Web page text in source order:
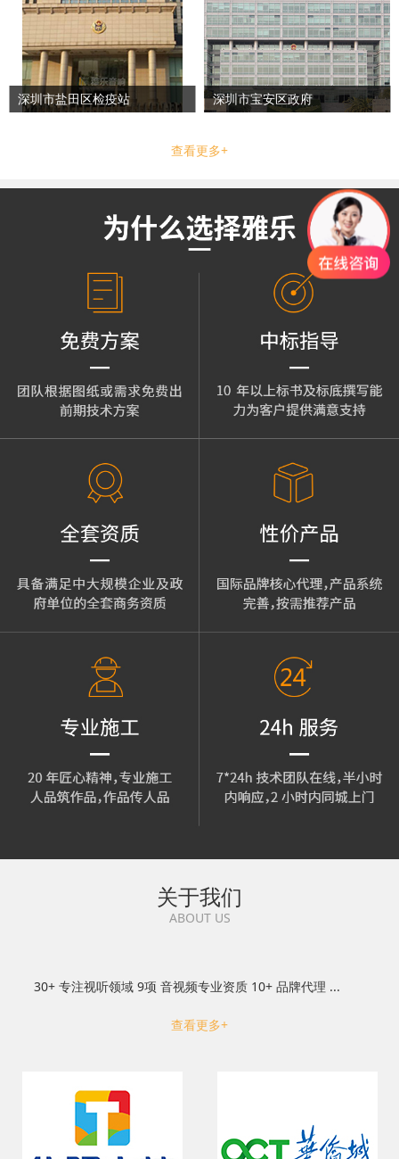
深圳市盐田区检疫站 深圳市宝安区政府
查看更多+
关于我们
ABOUT US
30+ 专注视听领域 9项 音视频专业资质 10+ 品牌代理 ...
查看更多+